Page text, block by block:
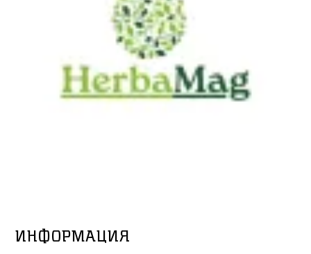
ИНФОРМАЦИЯ